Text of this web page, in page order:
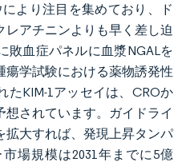
より注目を集めており、ド
アチニンよりも早く差し迫
敗血症パネルに血漿NGALを
瘍学試験における薬物誘発性
たKIM-1アッセイは、CROか
されています。ガイドライ
拡大すれば、発現上昇タンパ
場規模は2031年までに5億